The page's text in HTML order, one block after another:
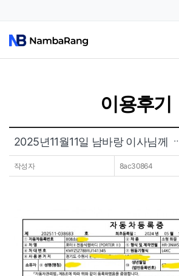
팔고
공지사항
이용후기
이용후기
2025년11월11일 남바랑 이사님께 ᆢ
작성자 8ac30864